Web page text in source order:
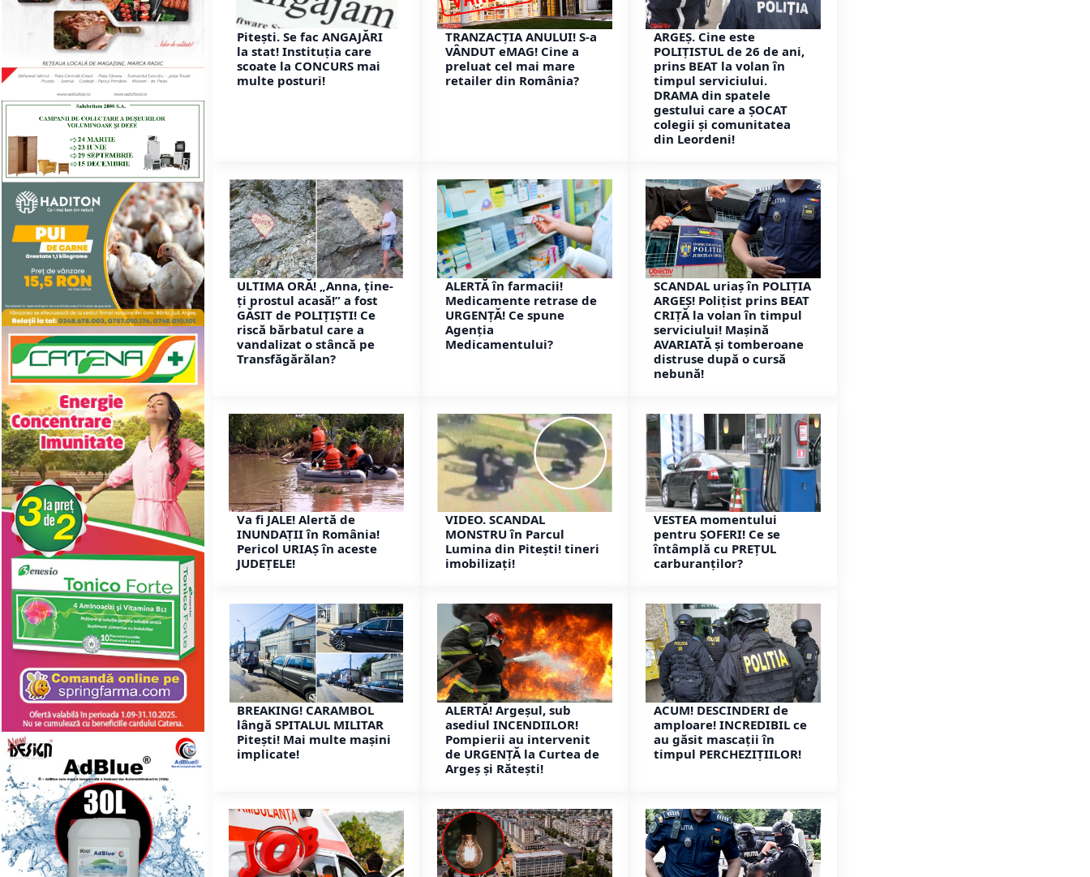
Pitești. Se fac ANGAJĂRI
la stat! Instituția care
scoate la CONCURS mai
multe posturi!
TRANZACȚIA ANULUI! S-a
VÂNDUT eMAG! Cine a
preluat cel mai mare
retailer din România?
ARGEȘ. Cine este
POLIȚISTUL de 26 de ani,
prins BEAT la volan în
timpul serviciului.
DRAMA din spatele
gestului care a ȘOCAT
colegii și comunitatea
din Leordeni!
ULTIMA ORĂ! „Anna, ţine-
ţi prostul acasă!” a fost
GĂSIT de POLIȚIȘTI! Ce
riscă bărbatul care a
vandalizat o stâncă pe
Transfăgărălan?
ALERTĂ în farmacii!
Medicamente retrase de
URGENȚĂ! Ce spune
Agenția
Medicamentului?
SCANDAL uriaș în POLIȚIA
ARGEȘ! Polițist prins BEAT
CRIȚĂ la volan în timpul
serviciului! Mașină
AVARIATĂ și tomberoane
distruse după o cursă
nebună!
Va fi JALE! Alertă de
INUNDAȚII în România!
Pericol URIAȘ în aceste
JUDEȚELE!
VIDEO. SCANDAL
MONSTRU în Parcul
Lumina din Pitești! tineri
imobilizați!
VESTEA momentului
pentru ȘOFERI! Ce se
întâmplă cu PREȚUL
carburanților?
BREAKING! CARAMBOL
lângă SPITALUL MILITAR
Pitești! Mai multe mașini
implicate!
ALERTĂ! Argeșul, sub
asediul INCENDIILOR!
Pompierii au intervenit
de URGENȚĂ la Curtea de
Argeș și Rătești!
ACUM! DESCINDERI de
amploare! INCREDIBIL ce
au găsit mascații în
timpul PERCHEZIȚIILOR!